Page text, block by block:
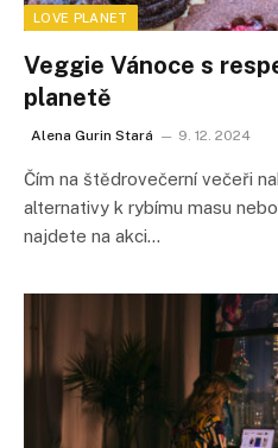
LOVE PLANET
Veggie Vánoce s
planetě
Alena Gurin Stará 9. 12. 2024
Čím na štědrovečerní večeři
alternativy k rybímu masu
najdete na akci…